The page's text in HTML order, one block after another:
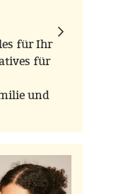
für Ihr
für
und